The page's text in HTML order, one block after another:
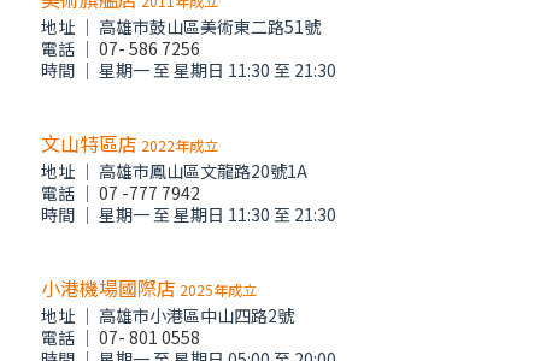
地址 │ 高雄市鼓山區美術東二路51號
電話 │ 07- 586 7256
時間 │ 星期一 至 星期日 11:30 至 21:30
文山特區店 2022年成立
地址 │ 高雄市鳳山區文龍路20號1A
電話 │ 07 -777 7942
時間 │ 星期一 至 星期日 11:30 至 21:30
小港機場國際店 2025年成立
地址 │ 高雄市小港區中山四路2號
電話 │ 07- 801 0558